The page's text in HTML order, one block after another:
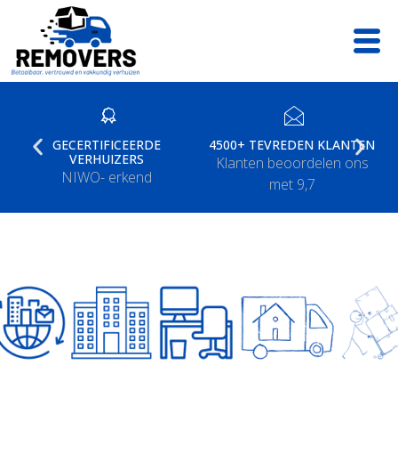
inhoud
GECERTIFICEERDE
VERHUIZERS
NIWO- erkend
4500+ TEVREDEN KLANTEN
Klanten beoordelen ons
met 9,7